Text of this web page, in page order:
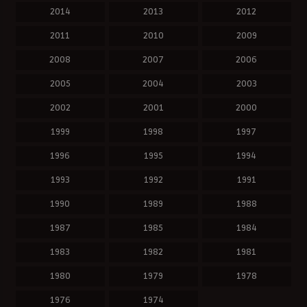
2014 2013 2012
2011 2010 2009
2008 2007 2006
2005 2004 2003
2002 2001 2000
1999 1998 1997
1996 1995 1994
1993 1992 1991
1990 1989 1988
1987 1985 1984
1983 1982 1981
1980 1979 1978
1976 1974